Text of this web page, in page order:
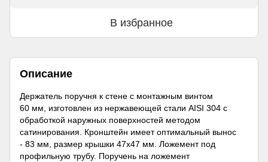
В избранное
Описание
Держатель поручня к стене с монтажным винтом
60 мм, изготовлен из нержавеющей стали AISI 304 с
обработкой наружных поверхностей методом
сатинирования. Кронштейн имеет оптимальный вынос
- 83 мм, размер крышки 47х47 мм. Ложемент под
профильную трубу. Поручень на ложемент